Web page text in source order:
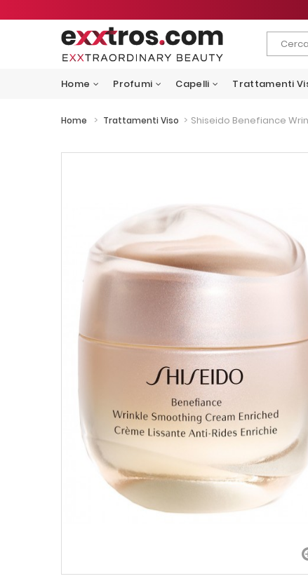
Home Profumi Capelli Trattamenti
Home > Trattamenti Viso > Shiseido Benefiance